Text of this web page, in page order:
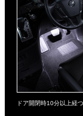
ドア開閉時10分以上経